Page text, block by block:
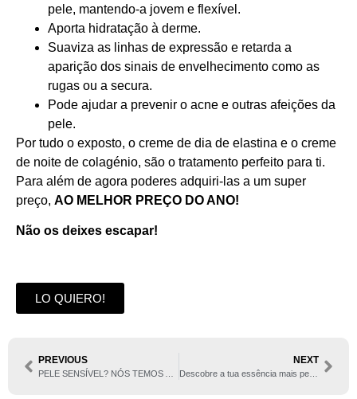
pele, mantendo-a jovem e flexível.
Aporta hidratação à derme.
Suaviza as linhas de expressão e retarda a
aparição dos sinais de envelhecimento como as
rugas ou a secura.
Pode ajudar a prevenir o acne e outras afeições da
pele.
Por tudo o exposto, o creme de dia de elastina e o creme
de noite de colagénio, são o tratamento perfeito para ti.
Para além de agora poderes adquiri-las a um super
preço, AO MELHOR PREÇO DO ANO!
Não os deixes escapar!
LO QUIERO!
PREVIOUS NEXT
Descobre a tua essência mais pessoal